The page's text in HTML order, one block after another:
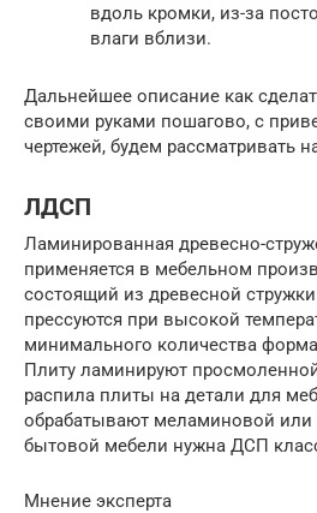
вдоль кромки, из-за
влаги вблизи.
Дальнейшее описание как
своими руками пошагово, с
чертежей, будем рассматривать
ЛДСП
Ламинированная древесно-
применяется в мебельном
состоящий из древесной
прессуются при высокой
минимального количества
Плиту ламинируют
распила плиты на детали для
обрабатывают меламиновой
бытовой мебели нужна ДСП
Мнение эксперта